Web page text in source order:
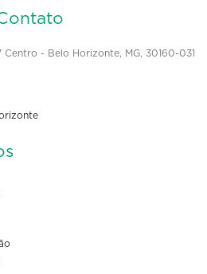
Centro - Belo Horizonte, MG, 30160-031